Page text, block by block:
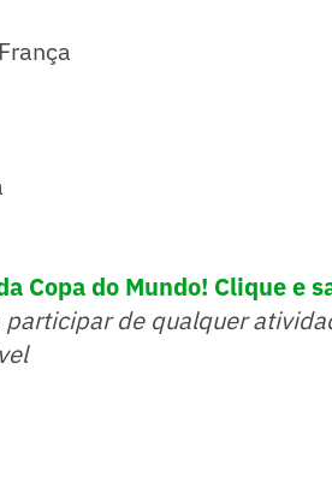
Copa do Mundo! Clique e
de qualquer